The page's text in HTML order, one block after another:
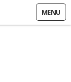
MENU